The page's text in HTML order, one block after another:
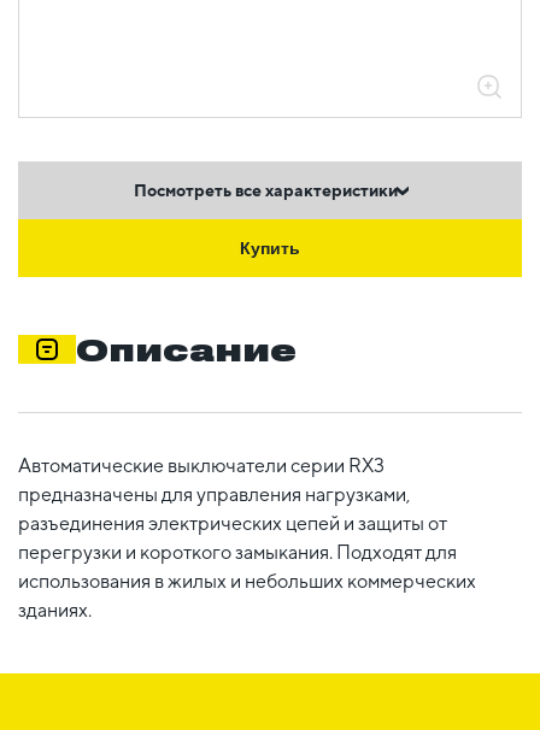
Посмотреть все характеристики
Купить
Описание
Автоматические выключатели серии RX3
предназначены для управления нагрузками,
разъединения электрических цепей и защиты от
перегрузки и короткого замыкания. Подходят для
использования в жилых и небольших коммерческих
зданиях.